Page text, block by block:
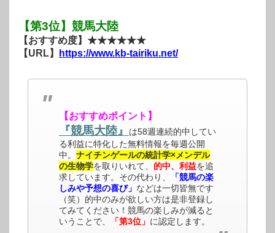
【第3位】競馬大陸
【おすすめ度】★★★★★★
【URL】
https://www.kb-tairiku.net/
【おすすめポイント】
『競馬大陸』
は58週連続的中してい
る利益に特化した無料情報を毎週公開
中。 ナイチンゲールの統計学×メンデル
の生物学を取りいれて、 的中、利益を追
求しています。その代わり、
「競馬の楽
しみや予想の喜び」 などは一切皆無です
（笑）的中のみが欲しい方は是非登録し
てみてください！競馬の楽しみが減ると
いうことで、
「第3位」 に認定します。